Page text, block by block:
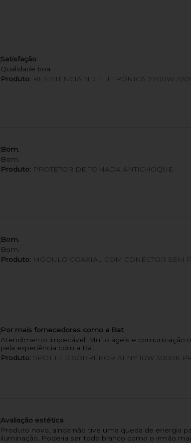
Satisfação
Qualidade boa
Produto: RESISTÊNCIA ND ELETRÔNICA 7700W
Bom.
Bom.
Produto: PROTETOR DE TOMADA ANTICHOQUE
Bom.
Bom.
Produto: MÓDULO COAXIAL COM CONECTOR SEM
Por mais fornecedores como a Bat
Atendimento impecável. Muito ágeis e comunicação
pela experiência com a Bat
Produto: SPOT LED SOBREPOR ALNY 10W 3000K
Avaliação estética
Produto novo, ainda não tive uma queda de energia
iluminação. Poderia ser todo branco como o irmão